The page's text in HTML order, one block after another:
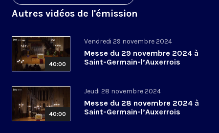
Autres vidéos de l'émission
40:00
Vendredi 29 novembre 2024
Messe du 29 novembre 2024 à
Saint-Germain-l’Auxerrois
40:00
Jeudi 28 novembre 2024
Messe du 28 novembre 2024 à
Saint-Germain-l’Auxerrois